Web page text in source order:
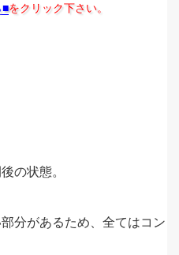
■をクリック下さい。
の状態。
分があるため、全てはコン